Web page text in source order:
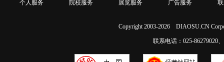
个人服务 院校服务 展览服务 广告服务
Copyright 2003-2026 DIAOSU.CN
联系电话：025-86279020